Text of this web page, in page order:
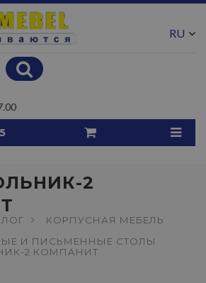
RU
2
КОРПУСНАЯ МЕБЕЛЬ
И ПИСЬМЕННЫЕ СТОЛЫ
2 КОМПАНИТ